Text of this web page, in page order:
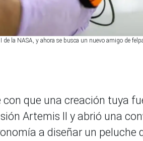
la NASA, y ahora se busca un nuevo amigo de
con que una creación tuya
Artemis II y abrió una
a diseñar un peluche